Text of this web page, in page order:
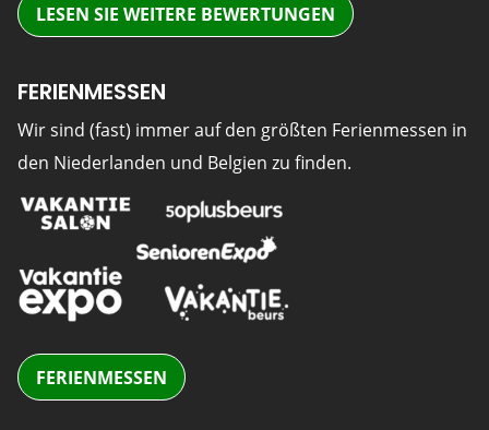
LESEN SIE WEITERE BEWERTUNGEN
FERIENMESSEN
Wir sind (fast) immer auf den größten Ferienmessen in
den Niederlanden und Belgien zu finden.
FERIENMESSEN